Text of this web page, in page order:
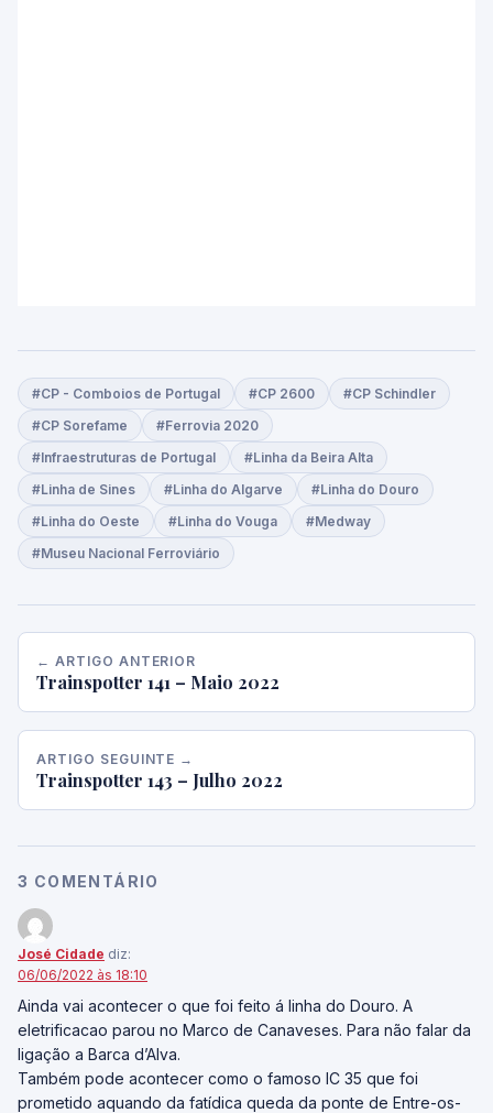
#CP - Comboios de Portugal #CP 2600
#CP Schindler
#CP Sorefame
#Ferrovia 2020
#Infraestruturas de Portugal
#Linha da Beira Alta
#Linha de Sines
#Linha do Algarve
#Linha do Douro
#Linha do Oeste
#Linha do Vouga
#Medway
#Museu Nacional Ferroviário
← ARTIGO ANTERIOR
Trainspotter 141 – Maio 2022
ARTIGO SEGUINTE →
Trainspotter 143 – Julho 2022
3 COMENTÁRIO
José Cidade diz:
06/06/2022 às 18:10
Ainda vai acontecer o que foi feito á linha do Douro. A
eletrificacao parou no Marco de Canaveses. Para não falar da
ligação a Barca d’Alva.
Também pode acontecer como o famoso IC 35 que foi
prometido aquando da fatídica queda da ponte de Entre-os-